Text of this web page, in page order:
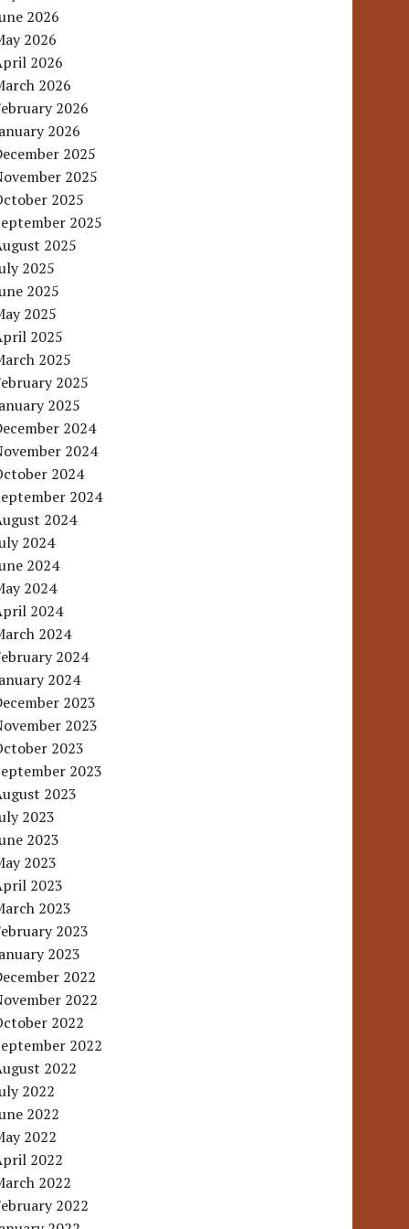
2026
2026
2026
2026
2026
2026
2025
2025
2025
2025
2025
2025
2025
2025
2025
2025
2025
2025
2024
2024
2024
2024
2024
2024
2024
2024
2024
2024
2024
2024
2023
2023
2023
2023
2023
2023
2023
2023
2023
2023
2023
2023
2022
2022
2022
2022
2022
2022
2022
2022
2022
2022
2022